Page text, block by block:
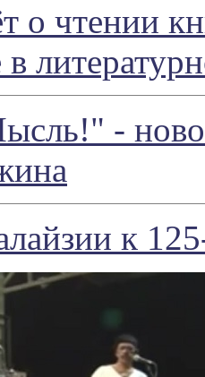
о чтении
в
-
к